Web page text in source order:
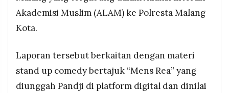
PRAMUDITA
©
Resolusi.co
2026
yang dinilai membangun stigma negatif terhadap
praktik keagamaan
dilaporkan ke Polda Metro Jaya oleh pihak yang
mengatasnamakan Angkatan Muda NU dan
Aliansi Muda Muhammadiyah dengan kasus
serupa
Akademisi Muslim (ALAM) ke Polresta Malang
Kota.
Laporan tersebut berkaitan dengan materi
stand up comedy bertajuk “Mens Rea” yang
diunggah Pandji di platform digital dan dinilai